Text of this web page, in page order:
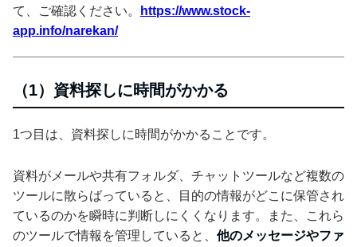
て、ご確認ください。
https://www.stock-
app.info/narekan/
（1）資料探しに時間がかかる
1つ目は、資料探しに時間がかかることです。
資料がメールや共有フォルダ、チャットツールなど複数の
ツールに散らばっていると、目的の情報がどこに保管され
ているのかを瞬時に判断しにくくなります。また、これら
のツールで情報を管理していると、 他のメッセージやファ